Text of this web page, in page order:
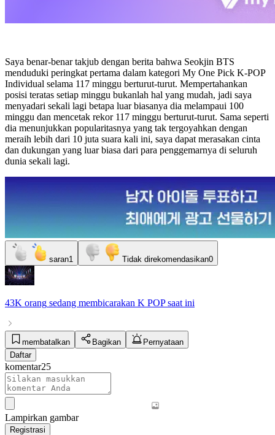
Saya benar-benar takjub dengan berita bahwa Seokjin BTS
menduduki peringkat pertama dalam kategori My One Pick K-POP
Individual selama 117 minggu berturut-turut. Mempertahankan
posisi teratas setiap minggu bukanlah hal yang mudah, jadi saya
menyadari sekali lagi betapa luar biasanya dia melampaui 100
minggu dan mencetak rekor 117 minggu berturut-turut. Sama seperti
dia menunjukkan popularitasnya yang tak tergoyahkan dengan
meraih lebih dari 10 juta suara kali ini, saya dapat merasakan cinta
dan dukungan yang luar biasa dari para penggemarnya di seluruh
dunia sekali lagi.
saran1 Tidak direkomendasikan0
43K orang sedang membicarakan K POPsaat ini
membatalkan Bagikan
Pernyataan
Daftar
komentar25
Lampirkan gambar
Registrasi